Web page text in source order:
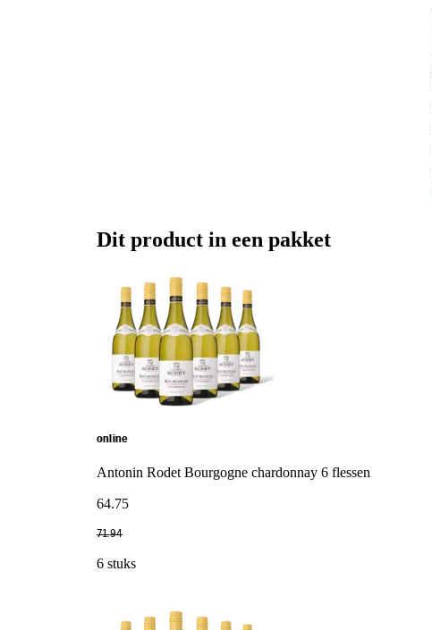
Dit product in een pakket
online
Antonin Rodet Bourgogne chardonnay 6 flessen
64.75
71.94
6 stuks